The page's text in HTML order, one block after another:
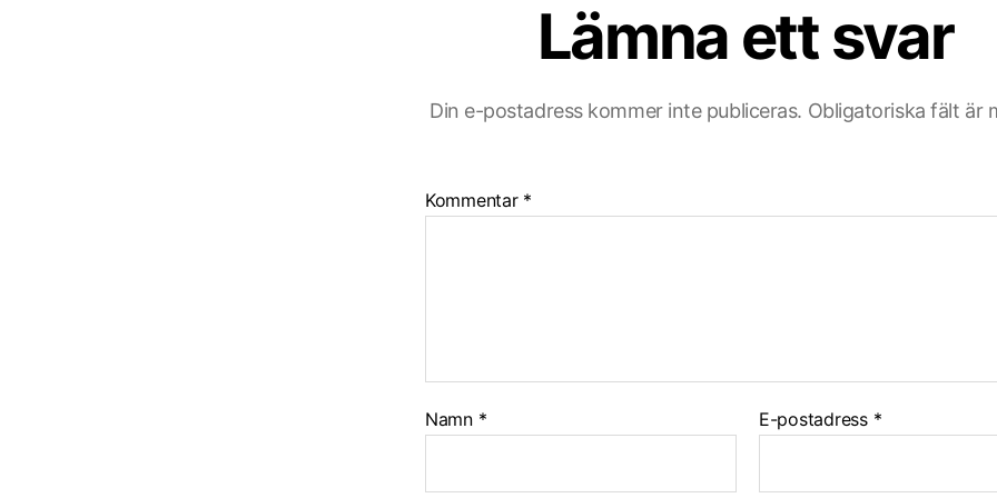
Lämna ett svar
Din e-postadress kommer inte publiceras. Obligatoriska fält är
Kommentar *
Namn * E-postadress *